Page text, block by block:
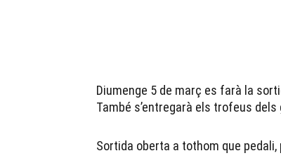
Diumenge 5 de març es farà la
També s’entregarà els trofeus
Sortida oberta a tothom que